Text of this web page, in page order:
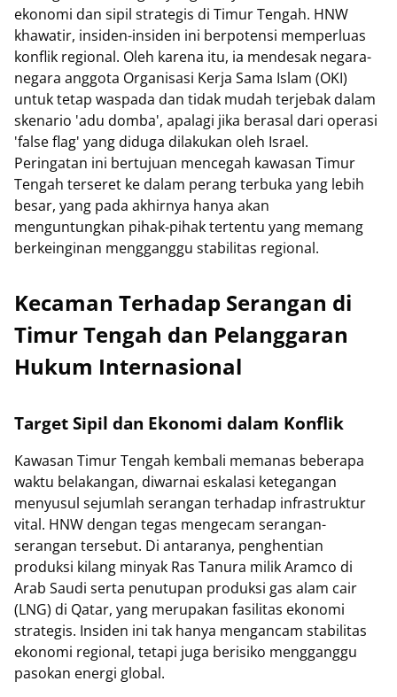
ekonomi dan sipil strategis di Timur Tengah. HNW
khawatir, insiden-insiden ini berpotensi memperluas
konflik regional. Oleh karena itu, ia mendesak negara-
negara anggota Organisasi Kerja Sama Islam (OKI)
untuk tetap waspada dan tidak mudah terjebak dalam
skenario 'adu domba', apalagi jika berasal dari operasi
'false flag' yang diduga dilakukan oleh Israel.
Peringatan ini bertujuan mencegah kawasan Timur
Tengah terseret ke dalam perang terbuka yang lebih
besar, yang pada akhirnya hanya akan
menguntungkan pihak-pihak tertentu yang memang
berkeinginan mengganggu stabilitas regional.
Kecaman Terhadap Serangan di
Timur Tengah dan Pelanggaran
Hukum Internasional
Target Sipil dan Ekonomi dalam Konflik
Kawasan Timur Tengah kembali memanas beberapa
waktu belakangan, diwarnai eskalasi ketegangan
menyusul sejumlah serangan terhadap infrastruktur
vital. HNW dengan tegas mengecam serangan-
serangan tersebut. Di antaranya, penghentian
produksi kilang minyak Ras Tanura milik Aramco di
Arab Saudi serta penutupan produksi gas alam cair
(LNG) di Qatar, yang merupakan fasilitas ekonomi
strategis. Insiden ini tak hanya mengancam stabilitas
ekonomi regional, tetapi juga berisiko mengganggu
pasokan energi global.